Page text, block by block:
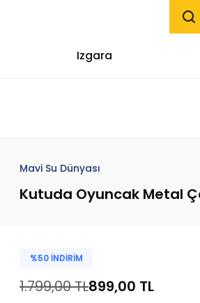
Izgara
Mavi Su Dünyası
Kutuda Oyuncak Metal
%50 İNDİRİM
1.799,00 TL899,00 TL